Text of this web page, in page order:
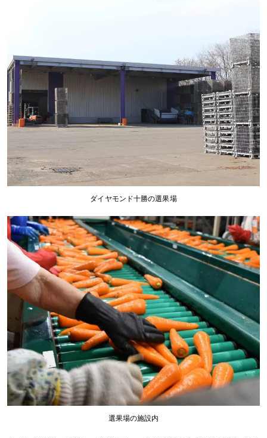
ダイヤモンド十勝の選果場
選果場の施設内